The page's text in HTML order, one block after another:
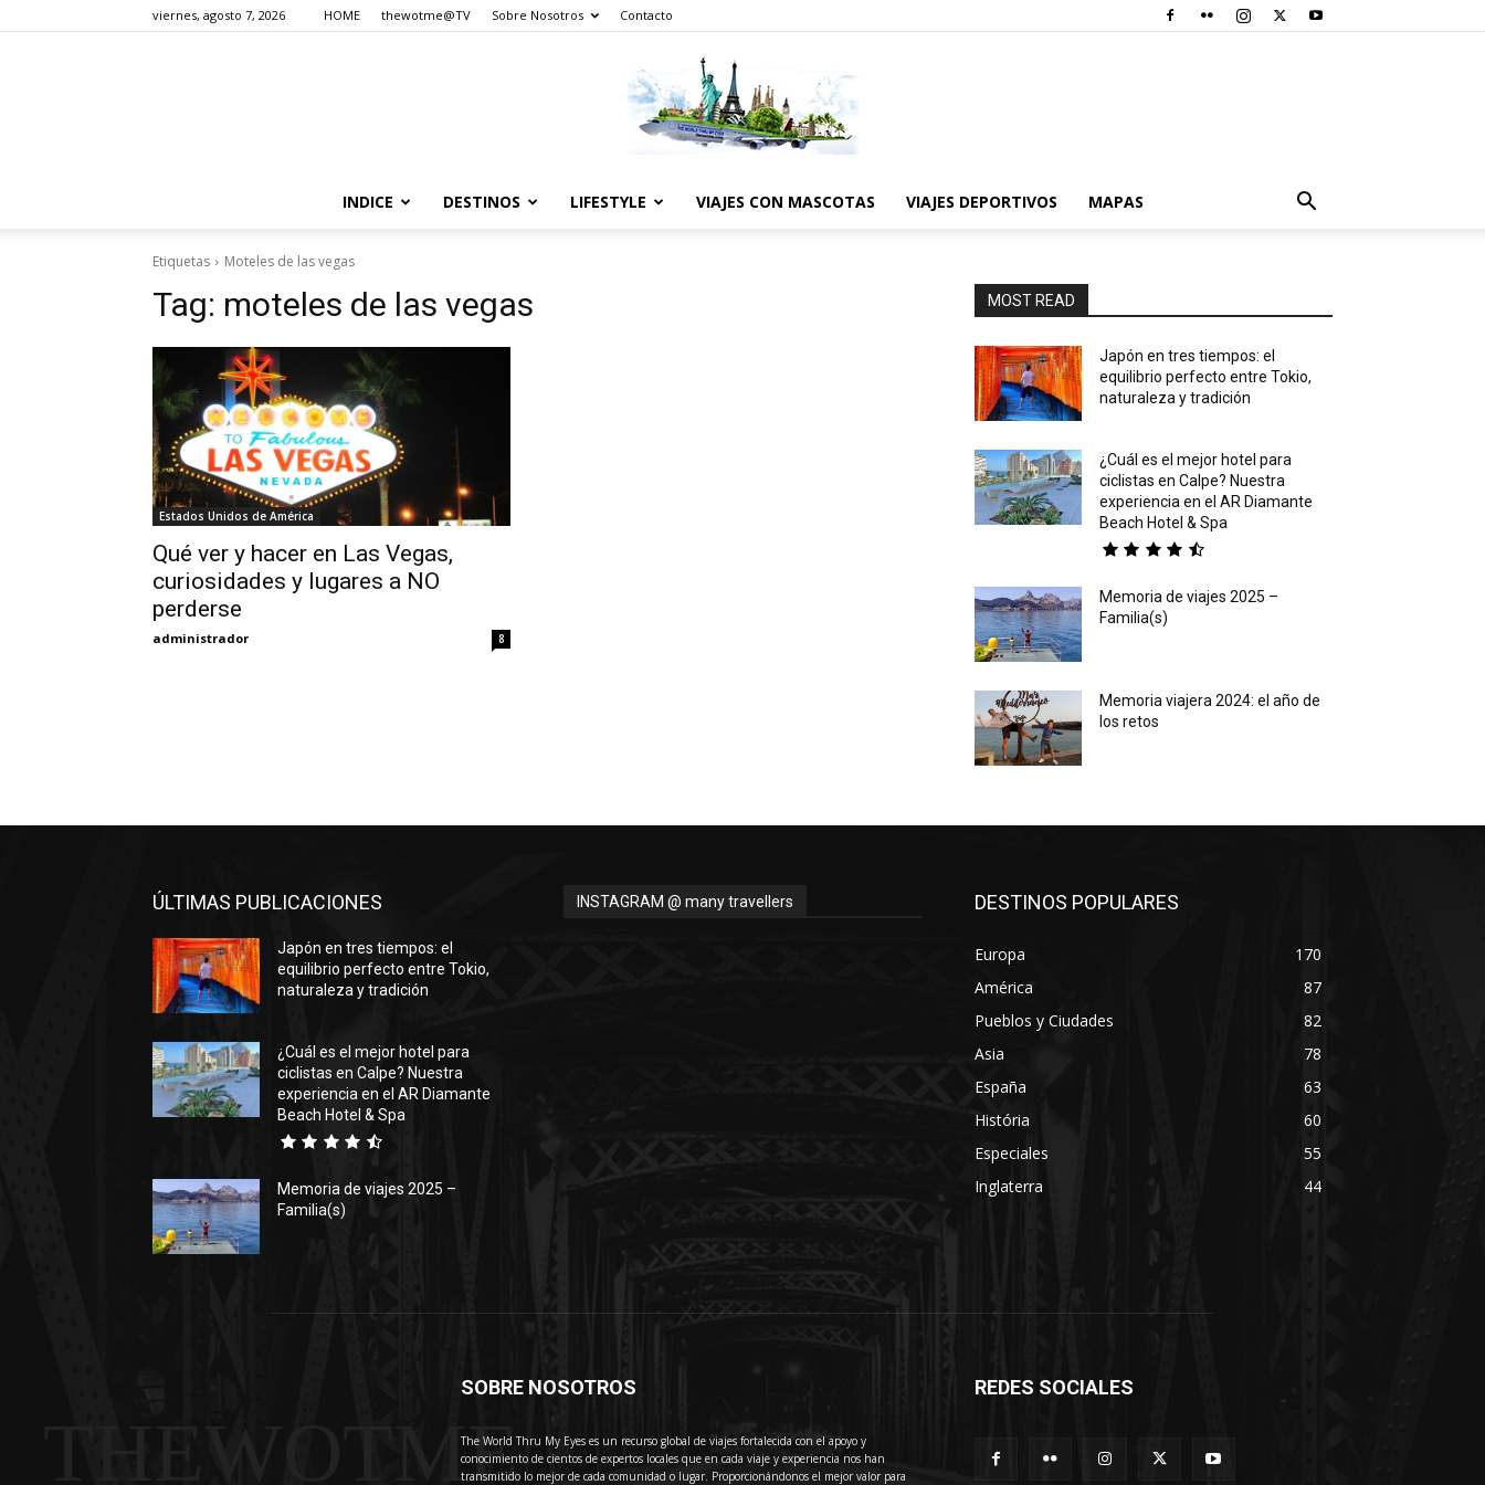
viernes, agosto 7, 2026 HOME thewotme@TV Sobre Nosotros Contacto
INDICE DESTINOS LIFESTYLE VIAJES CON MASCOTAS VIAJES DEPORTIVOS MAPAS
Etiquetas Moteles de las vegas
Tag: moteles de las vegas
Estados Unidos de América
Qué ver y hacer en Las Vegas,
curiosidades y lugares a NO
perderse
administrador 8
MOST READ
Japón en tres tiempos: el
equilibrio perfecto entre Tokio,
naturaleza y tradición
¿Cuál es el mejor hotel para
ciclistas en Calpe? Nuestra
experiencia en el AR Diamante
Beach Hotel & Spa
Memoria de viajes 2025 –
Familia(s)
Memoria viajera 2024: el año de
los retos
ÚLTIMAS PUBLICACIONES
Japón en tres tiempos: el
equilibrio perfecto entre Tokio,
naturaleza y tradición
¿Cuál es el mejor hotel para
ciclistas en Calpe? Nuestra
experiencia en el AR Diamante
Beach Hotel & Spa
Memoria de viajes 2025 –
Familia(s)
INSTAGRAM @ many travellers DESTINOS POPULARES
Europa
170
América
87
Pueblos y Ciudades
82
Asia
78
España
63
História
60
Especiales
55
Inglaterra
44
THEWOTME
SOBRE NOSOTROS
The World Thru My Eyes es un recurso global de viajes fortalecida con el apoyo y
conocimiento de cientos de expertos locales que en cada viaje y experiencia nos han
transmitido lo mejor de cada comunidad o lugar. Proporcionándonos el mejor valor para
REDES SOCIALES